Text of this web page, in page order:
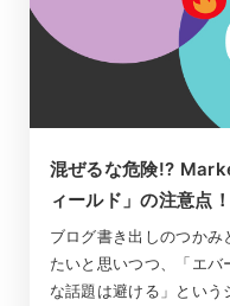
混ぜるな危険!?
ィールド」の注意点！
ブログ書き出しのつかみ
たいと思いつつ、「エ
な話題は避ける」とい